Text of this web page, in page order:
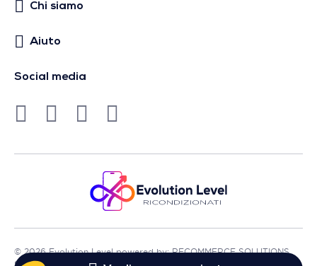
Chi siamo
Aiuto
Social media
© 2026 Evolution Level powered by: RECOMMERCE SOLUTIONS